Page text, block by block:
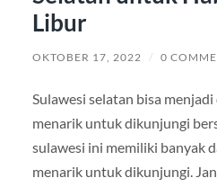
Libur
OKTOBER 17, 2022 / 0
Sulawesi selatan bisa
menarik untuk dikunjungi
sulawesi ini memiliki banyak
menarik untuk dikunjungi.